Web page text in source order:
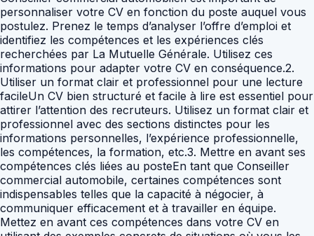
personnaliser votre CV en fonction du poste auquel vous
postulez. Prenez le temps d’analyser l’offre d’emploi et
identifiez les compétences et les expériences clés
recherchées par La Mutuelle Générale. Utilisez ces
informations pour adapter votre CV en conséquence.2.
Utiliser un format clair et professionnel pour une lecture
facileUn CV bien structuré et facile à lire est essentiel pour
attirer l’attention des recruteurs. Utilisez un format clair et
professionnel avec des sections distinctes pour les
informations personnelles, l’expérience professionnelle,
les compétences, la formation, etc.3. Mettre en avant ses
compétences clés liées au posteEn tant que Conseiller
commercial automobile, certaines compétences sont
indispensables telles que la capacité à négocier, à
communiquer efficacement et à travailler en équipe.
Mettez en avant ces compétences dans votre CV en